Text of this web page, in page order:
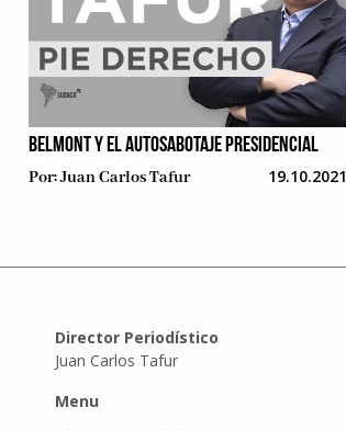
BELMONT Y EL AUTOSABOTAJE PRESIDENCIAL
Por:Juan Carlos Tafur 19.10.2021
Director Periodístico
Juan Carlos Tafur
Menu